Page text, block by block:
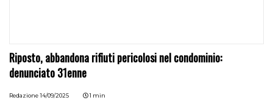
Riposto, abbandona rifiuti pericolosi nel condominio:
denunciato 31enne
Redazione 14/09/2025 1 min